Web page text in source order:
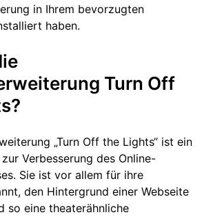
in Ihrem bevorzugten
haben.
Turn Off
„Turn Off the Lights“ ist ein
Verbesserung des Online-
Sie ist vor allem für ihre
den Hintergrund einer Webseite
so eine theaterähnliche